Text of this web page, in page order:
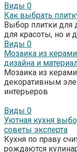
Виды 0
Как выбрать
Выбор плитки для
для красоты, но и
Виды 0
Мозаика из
дизайна и
Мозаика из
декоративным
интерьеров
Виды 0
Уютная кухня
советы эксперта
Кухня по праву
рождаются